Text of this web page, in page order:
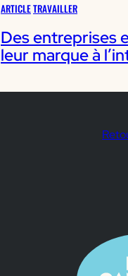
ARTICLETRAVAILLER
Des entreprises
leur marque à